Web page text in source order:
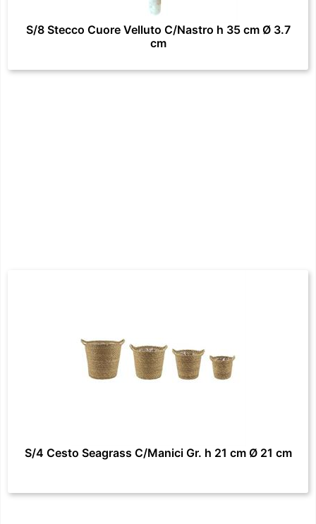
S/8 Stecco Cuore Velluto C/Nastro h 35 cm Ø 3.7
cm
S/4 Cesto Seagrass C/Manici Gr. h 21 cm Ø 21 cm